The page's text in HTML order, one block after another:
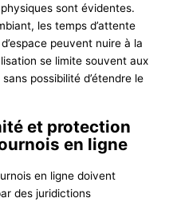
sont évidentes.
les temps d’attente
peuvent nuire à la
se limite souvent aux
possibilité d’étendre le
et protection
en ligne
en ligne doivent
des juridictions